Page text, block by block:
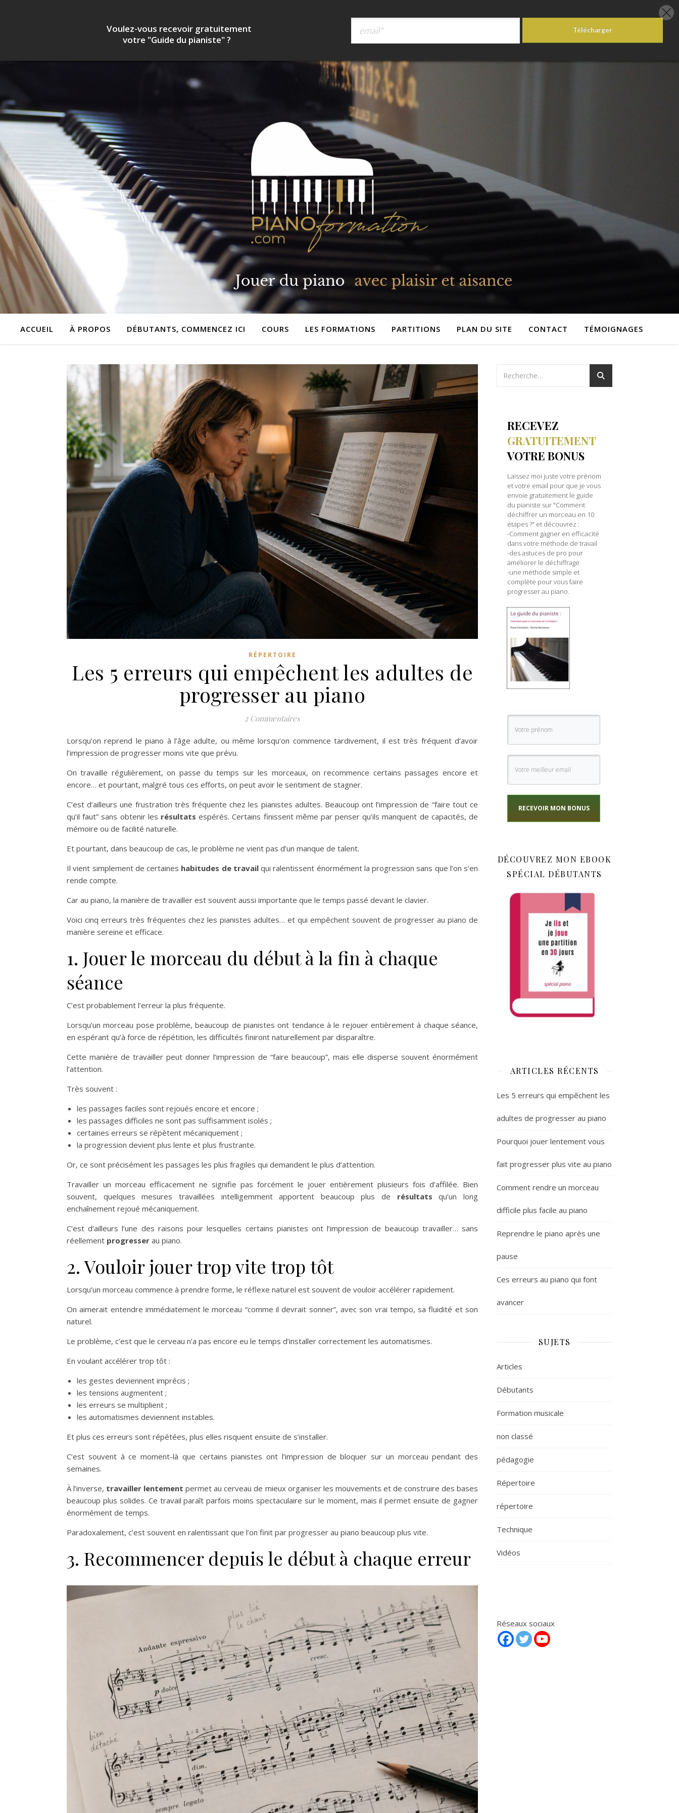
ACCUEIL À PROPOS DÉBUTANTS, COMMENCEZ ICI COURS LES FORMATIONS PARTITIONS PLAN DU SITE CONTACT TÉMOIGNAGES
RÉPERTOIRE
Les 5 erreurs qui empêchent les adultes de
progresser au piano
2 Commentaires
Lorsqu’on reprend le piano à l’âge adulte, ou même lorsqu’on commence tardivement, il est très fréquent d’avoir
l’impression de progresser moins vite que prévu.
On travaille régulièrement, on passe du temps sur les morceaux, on recommence certains passages encore et
encore… et pourtant, malgré tous ces efforts, on peut avoir le sentiment de stagner.
C’est d’ailleurs une frustration très fréquente chez les pianistes adultes. Beaucoup ont l’impression de “faire tout ce
qu’il faut” sans obtenir les résultats espérés. Certains finissent même par penser qu’ils manquent de capacités, de
mémoire ou de facilité naturelle.
Et pourtant, dans beaucoup de cas, le problème ne vient pas d’un manque de talent.
Il vient simplement de certaines habitudes de travailqui ralentissent énormément la progression sans que l’on s’en
rende compte.
Car au piano, la manière de travailler est souvent aussi importante que le temps passé devant le clavier.
Voici cinq erreurs très fréquentes chez les pianistes adultes… et qui empêchent souvent de progresser au piano de
manière sereine et efficace.
1. Jouer le morceau du début à la fin à chaque
séance
C’est probablement l’erreur la plus fréquente.
Lorsqu’un morceau pose problème, beaucoup de pianistes ont tendance à le rejouer entièrement à chaque séance,
en espérant qu’à force de répétition, les difficultés finiront naturellement par disparaître.
Cette manière de travailler peut donner l’impression de “faire beaucoup”, mais elle disperse souvent énormément
l’attention.
Très souvent :
les passages faciles sont rejoués encore et encore ;
les passages difficiles ne sont pas suffisamment isolés ;
certaines erreurs se répètent mécaniquement ;
la progression devient plus lente et plus frustrante.
Or, ce sont précisément les passages les plus fragiles qui demandent le plus d’attention.
Travailler un morceau efficacement ne signifie pas forcément le jouer entièrement plusieurs fois d’affilée. Bien
souvent, quelques mesures travaillées intelligemment apportent beaucoup plus de résultatsqu’un long
enchaînement rejoué mécaniquement.
C’est d’ailleurs l’une des raisons pour lesquelles certains pianistes ont l’impression de beaucoup travailler… sans
réellement progresser au piano.
2. Vouloir jouer trop vite trop tôt
Lorsqu’un morceau commence à prendre forme, le réflexe naturel est souvent de vouloir accélérer rapidement.
On aimerait entendre immédiatement le morceau “comme il devrait sonner”, avec son vrai tempo, sa fluidité et son
naturel.
Le problème, c’est que le cerveau n’a pas encore eu le temps d’installer correctement les automatismes.
En voulant accélérer trop tôt :
les gestes deviennent imprécis ;
les tensions augmentent ;
les erreurs se multiplient ;
les automatismes deviennent instables.
Et plus ces erreurs sont répétées, plus elles risquent ensuite de s’installer.
C’est souvent à ce moment-là que certains pianistes ont l’impression de bloquer sur un morceau pendant des
semaines.
À l’inverse, travailler lentement permet au cerveau de mieux organiser les mouvements et de construire des bases
beaucoup plus solides. Ce travail paraît parfois moins spectaculaire sur le moment, mais il permet ensuite de gagner
énormément de temps.
Paradoxalement, c’est souvent en ralentissant que l’on finit par progresser au piano beaucoup plus vite.
3. Recommencer depuis le début à chaque erreur
RECEVEZ
GRATUITEMENT
VOTRE BONUS
Laissez moi juste votre prénom
et votre email pour que je vous
envoie gratuitement le guide
du pianiste sur "Comment
déchiffrer un morceau en 10
étapes ?" et découvrez :
-Comment gagner en efficacité
dans votre méthode de travail
-des astuces de pro pour
améliorer le déchiffrage
-une méthode simple et
complète pour vous faire
progresser au piano.
RECEVOIR MON BONUS
DÉCOUVREZ MON EBOOK
SPÉCIAL DÉBUTANTS
ARTICLES RÉCENTS
Les 5 erreurs qui empêchent les
adultes de progresser au piano
Pourquoi jouer lentement vous
fait progresser plus vite au piano
Comment rendre un morceau
difficile plus facile au piano
Reprendre le piano après une
pause
Ces erreurs au piano qui font
avancer
SUJETS
Articles
Débutants
Formation musicale
non classé
pédagogie
Répertoire
répertoire
Technique
Vidéos
Réseaux sociaux
Voulez-vous recevoir gratuitement
votre "Guide du pianiste" ?
Télécharger